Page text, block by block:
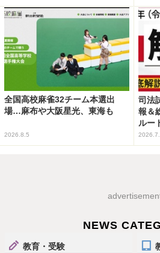
全国高校麻雀32チーム本選出
場…麻布や大阪星光、東海も
2026.8.5
司法
報＆
ルー
NEWS
教育・受験